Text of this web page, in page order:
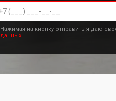
Нажимая на кнопку отправить я даю
данных.